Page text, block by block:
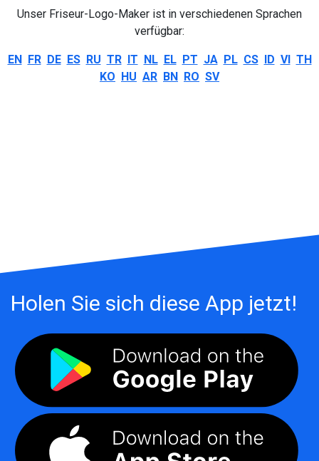
Unser Friseur-Logo-Maker ist in verschiedenen Sprachen
verfügbar:
EN FR DE ES RU TR IT NL EL PT JA PL CS ID VI TH
KO HU AR BN RO SV
Holen Sie sich diese App jetzt!